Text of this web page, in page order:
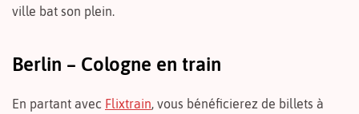
ville bat son plein.
Berlin – Cologne en train
En partant avec Flixtrain, vous bénéficierez de billets à